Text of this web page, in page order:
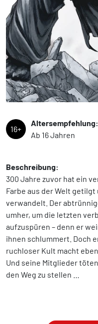
16+
Altersempfehlung:
Ab 16 Jahren
Beschreibung:
300 Jahre zuvor hat ein
Farbe aus der Welt
verwandelt. Der
umher, um die letzten
aufzuspüren – denn er
ihnen schlummert. Doch
ruchloser Kult macht
Und seine Mitglieder
den Weg zu stellen …